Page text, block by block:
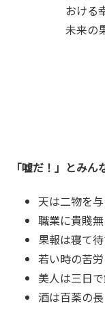
おける
未来の
「嘘だ！」とみ
天は二物を
職業に貴賤
果報は寝て
若い時の苦
美人は三日
酒は百薬の長